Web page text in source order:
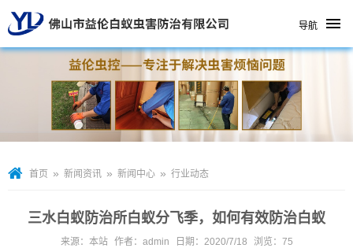
导航
首页 » 新闻资讯 » 新闻中心 » 行业动态
三水白蚁防治所白蚁分飞季，如何有效防治白蚁
来源：本站 作者：admin 日期：2020/7/18 浏览： 75